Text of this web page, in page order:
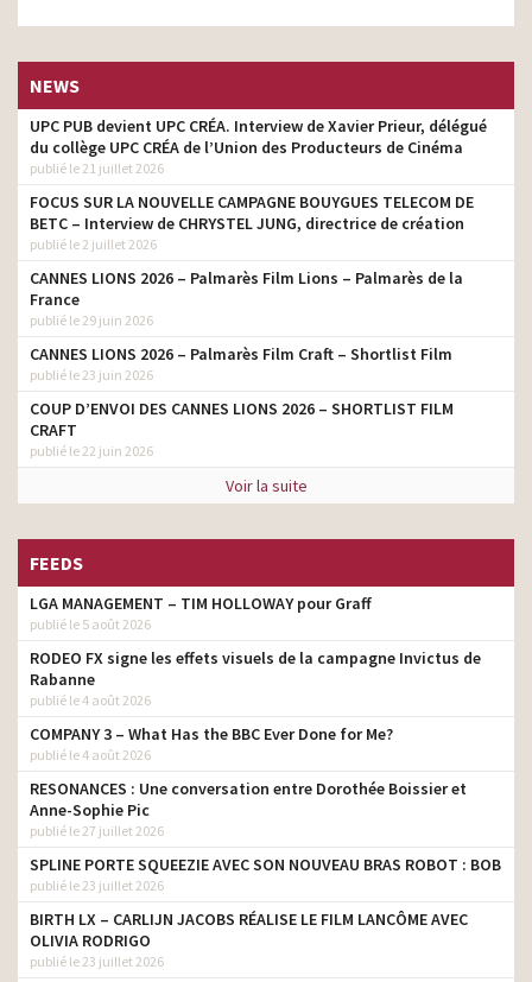
NEWS
UPC PUB devient UPC CRÉA. Interview de Xavier Prieur, délégué
du collège UPC CRÉA de l’Union des Producteurs de Cinéma
publié le 21 juillet 2026
FOCUS SUR LA NOUVELLE CAMPAGNE BOUYGUES TELECOM DE
BETC – Interview de CHRYSTEL JUNG, directrice de création
publié le 2 juillet 2026
CANNES LIONS 2026 – Palmarès Film Lions – Palmarès de la
France
publié le 29 juin 2026
CANNES LIONS 2026 – Palmarès Film Craft – Shortlist Film
publié le 23 juin 2026
COUP D’ENVOI DES CANNES LIONS 2026 – SHORTLIST FILM
CRAFT
publié le 22 juin 2026
Voir la suite
FEEDS
LGA MANAGEMENT – TIM HOLLOWAY pour Graff
publié le 5 août 2026
RODEO FX signe les effets visuels de la campagne Invictus de
Rabanne
publié le 4 août 2026
COMPANY 3 – What Has the BBC Ever Done for Me?
publié le 4 août 2026
RESONANCES : Une conversation entre Dorothée Boissier et
Anne-Sophie Pic
publié le 27 juillet 2026
SPLINE PORTE SQUEEZIE AVEC SON NOUVEAU BRAS ROBOT : BOB
publié le 23 juillet 2026
BIRTH LX – CARLIJN JACOBS RÉALISE LE FILM LANCÔME AVEC
OLIVIA RODRIGO
publié le 23 juillet 2026